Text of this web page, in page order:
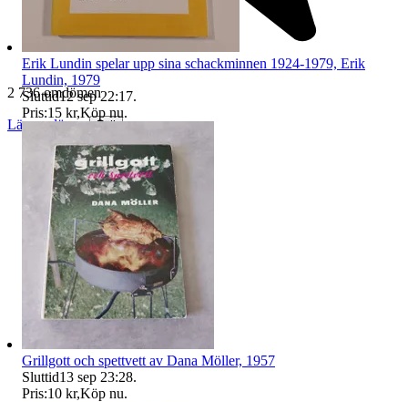
2 736 omdömen
Läs omdömen Följ
Erik Lundin spelar upp sina schackminnen 1924-1979, Erik
Lundin, 1979
Sluttid12 sep 22:17.
Pris:15 kr,Köp nu.
Grillgott och spettvett av Dana Möller, 1957
Sluttid13 sep 23:28.
Pris:10 kr,Köp nu.